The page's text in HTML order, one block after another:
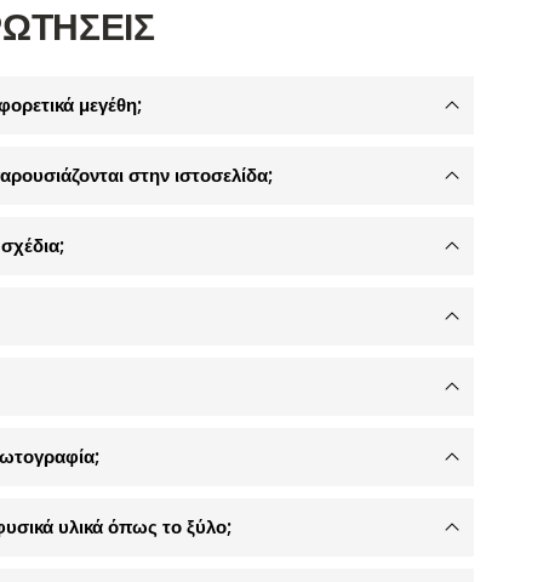
μεγέθη;
στην ιστοσελίδα;
υλικά όπως το ξύλο;